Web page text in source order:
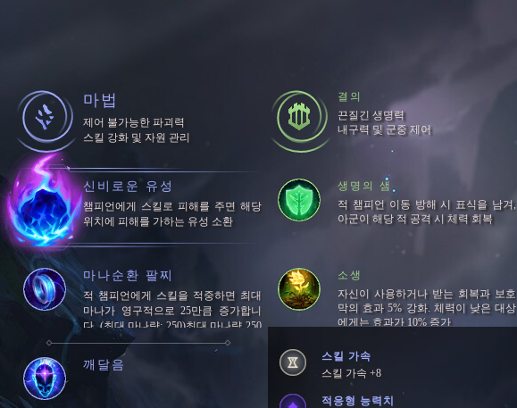
마법
제어 불가능한 파괴력
스킬 강화 및 자원 관리
신비로운 유성
챔피언에게 스킬로 피해를 주면 해당
위치에 피해를 가하는 유성 소환
마나순환 팔찌
적 챔피언에게 스킬을 적중하면 최대
마나가 영구적으로 25만큼 증가합니
다. (최대 마나량: 250)최대 마나량 250
에 도달하면 5초마다 잃은 마나의 1%
를 회복합니다.
깨달음
결의
끈질긴 생명력
내구력 및 군중 제어
생명의 샘
적 챔피언 이동 방해 시 표식을 남겨,
아군이 해당 적 공격 시 체력 회복
소생
자신이 사용하거나 받는 회복과 보호
막의 효과 5% 강화. 체력이 낮은 대상
에게는 효과가 10% 증가
스킬 가속
스킬 가속 +8
적응형 능력치